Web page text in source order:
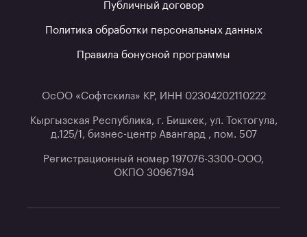
Публичный договор
Политика обработки персональных данных
Правила бонусной программы
ОсОО «Софтскилз» КР, ИНН 02304202110222
Кыргызская Республика, г. Бишкек, ул. Токтогула,
д.125/1, бизнес-центр Авангард , пом. 507
Регистрационный номер 197076-3300-ООО,
ОКПО 30967194